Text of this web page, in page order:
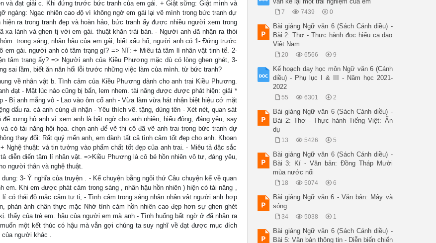
và đạt giải c. Khi đứng trước bức tranh của em gái. + Giật sững: Giật mình và
Ngạc nhiên cao độ vì không ngờ em gái lại vẽ mình trong bức tranh dự
ra trong tranh đẹp và hoàn hảo, bức tranh ấy được nhiều người xem trong
xa lánh và ghen tị với em gái. thuật khăn trải bàn. - Người anh đã nhận ra thói
trong sáng, nhân hậu của em gái; biết xấu hổ, người anh có 1- Đứng trước
gái. người anh có tâm trạng gì? => NT: + Miêu tả tâm lí nhân vật tinh tế. 2-
tâm trạng ấy? => Người anh của Kiều Phương mặc dù có lòng ghen ghét, 3-
sai lầm, biết ăn năn hối lỗi trước những việc làm của mình. từ bức tranh?
về nhân vật b. Tình cảm của Kiều Phương dành cho anh trai Kiều Phương.
đạt - Mặt lúc nào cũng bị bẩn, lem nhem. tài năng được được phát hiện: giải *
- Bị anh mắng vô - Lao vào ôm cổ anh - Vừa làm vừa hát nhận biệt hiệu cớ mặt
dẩu ra. cả anh cùng đi nhận - Yêu thích vẽ. tặng, dùng tên - Xét nét, quan sát
xưng hô anh vì xem anh là bất ngờ cho anh nhiên, hiếu động, đáng yêu, say
có tài năng hội họa. chọn anh để vẽ thi cô đã vẽ anh trai trong bức tranh dự
thay đổi: Rất quý mến anh, em dành tất cả tình cảm tốt đẹp cho anh. Khoan
thuật: và tin tưởng vào phẩm chất tốt đẹp của anh trai. - Miêu tả đặc sắc
diễn diến tâm lí nhân vật. =>Kiều Phương là cô bé hồn nhiên vô tư, đáng yêu,
người thân và nghệ thuật.
3- Ý nghĩa của truyện . - Kể chuyện bằng ngôi thứ Câu chuyện kể về quan
em. Khi em được phát cảm trong sáng , nhân hậu hồn nhiên ) hiện có tài năng ,
có thái độ mặc cảm tự ti, - Tình cảm trong sáng nhân nhân vật người anh hợp
phản ánh chân thực mặc Nhờ tình cảm hồn nhiên cao đẹp hơn sự ghen ghét
thấy của trẻ em. hậu của người em mà anh - Tình huống bất ngờ ở đã nhận ra
một kết thúc có hậu mà vẫn gợi chúng ta suy nghĩ về đạt được mục đích
của người khác .
7 7439 0
Bài giảng Ngữ văn 6 (Sách Cánh diều) -
Bài 2: Thơ - Thực hành đọc hiểu ca dao
Việt Nam
20 6566 9
Kế hoạch dạy học môn Ngữ văn 6 (Cánh
diều) - Phụ lục I & III - Năm học 2021-
2022
55 6301 2
Bài giảng Ngữ văn 6 (Sách Cánh diều) -
Bài 2: Thơ - Thực hành Tiếng Việt: Ẩn
dụ
13 5426 5
Bài giảng Ngữ văn 6 (Sách Cánh diều) -
Bài 3: Kí - Văn bản: Đồng Tháp Mười
mùa nước nổi
18 5074 6
Bài giảng Ngữ văn 6 - Văn bản: Mây và
sóng
34 5038 1
Bài giảng Ngữ văn 6 (Sách Cánh diều) -
Bài 5: Văn bản thông tin - Diễn biến chiến